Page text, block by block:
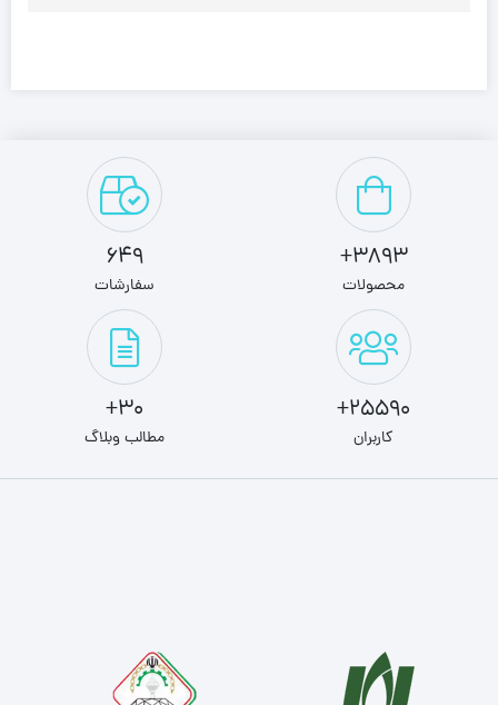
3893+
محصولات
649
سفارشات
25590+
کاربران
30+
مطالب وبلاگ